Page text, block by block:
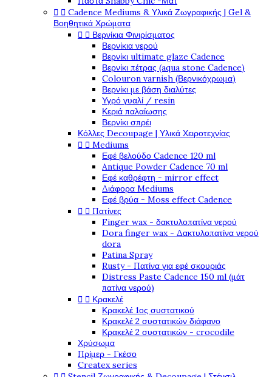
  Cadence Mediums & Υλικά Ζωγραφικής | Gel &
Βοηθητικά Χρώματα
  Βερνίκια Φινιρίσματος
Βερνίκια νερού
Βερνίκι ultimate glaze Cadence
Βερνίκι πέτρας (aqua stone Cadence)
Colouron varnish (Βερνικόχρωμα)
Βερνίκι με βάση διαλύτες
Υγρό γυαλί / resin
Κεριά παλαίωσης
Βερνίκι σπρέι
Κόλλες Decoupage | Υλικά Χειροτεχνίας
  Mediums
Εφέ βελούδο Cadence 120 ml
Antique Powder Cadence 70 ml
Εφέ καθρέφτη - mirror effect
Διάφορα Mediums
Εφέ βρύα - Moss effect Cadence
  Πατίνες
Finger wax - δακτυλοπατίνα νερού
Dora finger wax - Δακτυλοπατίνα νερού
dora
Patina Spray
Rusty - Πατίνα για εφέ σκουριάς
Distress Paste Cadence 150 ml (μάτ
πατίνα νερού)
  Κρακελέ
Κρακελέ 1ος συστατικού
Κρακελέ 2 συστατικών διάφανο
Κρακελέ 2 συστατικών - crocodile
Χρύσωμα
Πρίμερ - Γκέσο
Createx series